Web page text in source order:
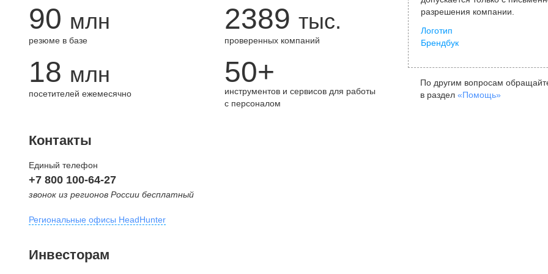
90 млн
резюме в базе
2389 тыс.
проверенных компаний
18 млн
посетителей ежемесячно
50+
инструментов и сервисов для работы
с персоналом
разрешения компании.
Логотип
Брендбук
По другим вопросам
в раздел «Помощь»
Контакты
Единый телефон
+7 800 100-64-27
звонок из регионов России бесплатный
Региональные офисы HeadHunter
внутригородская территория
Инвесторам